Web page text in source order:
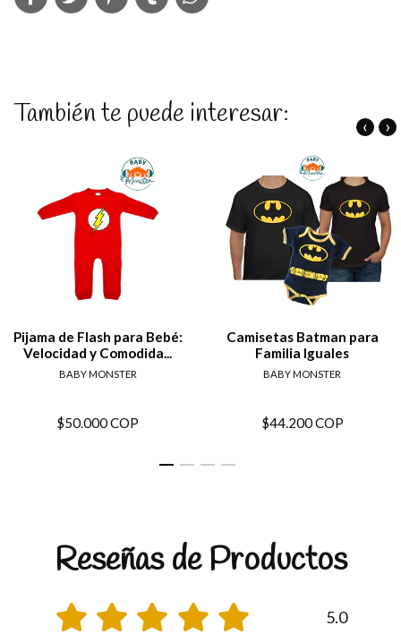
También te puede interesar:
Pijama de Flash para Bebé:
Velocidad y Comodida...
BABY MONSTER
$50.000 COP
Camisetas Batman para
Familia Iguales
BABY MONSTER
$44.200 COP
‹ ›
Reseñas de Productos
5.0